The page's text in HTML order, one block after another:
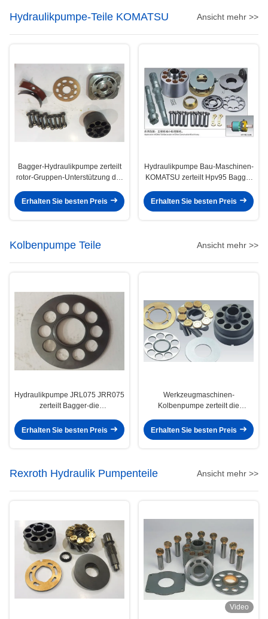
Hydraulikpumpe-Teile KOMATSU Ansicht mehr >>
Bagger-Hydraulikpumpe zerteilt
rotor-Gruppen-Unterstützung der
Erhalten Sie besten Preis
Hydraulikpumpe Bau-Maschinen-
KOMATSU zerteilt Hpv95 Bagger
Erhalten Sie besten Preis
Kolbenpumpe Teile Ansicht mehr >>
Hydraulikpumpe JRL075 JRR075
zerteilt Bagger-die
Bewegungsreparatur
Erhalten Sie besten Preis
Werkzeugmaschinen-
Kolbenpumpe zerteilt die
Waschmaschine LINDES
B2PV50 B2PV75
Erhalten Sie besten Preis
Rexroth Hydraulik Pumpenteile Ansicht mehr >>
Video